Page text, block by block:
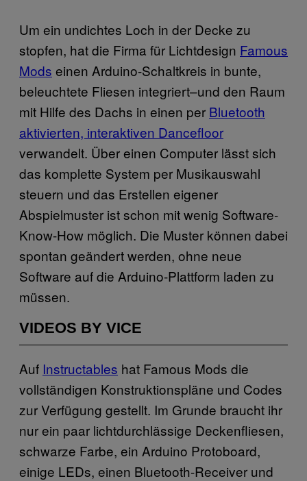
Um ein undichtes Loch in der Decke zu
stopfen, hat die Firma für Lichtdesign Famous
Mods einen Arduino-Schaltkreis in bunte,
beleuchtete Fliesen integriert–und den Raum
mit Hilfe des Dachs in einen per Bluetooth
aktivierten, interaktiven Dancefloor
verwandelt. Über einen Computer lässt sich
das komplette System per Musikauswahl
steuern und das Erstellen eigener
Abspielmuster ist schon mit wenig Software-
Know-How möglich. Die Muster können dabei
spontan geändert werden, ohne neue
Software auf die Arduino-Plattform laden zu
müssen.
VIDEOS BY VICE
Auf Instructables hat Famous Mods die
vollständigen Konstruktionspläne und Codes
zur Verfügung gestellt. Im Grunde braucht ihr
nur ein paar lichtdurchlässige Deckenfliesen,
schwarze Farbe, ein Arduino Protoboard,
einige LEDs, einen Bluetooth-Receiver und